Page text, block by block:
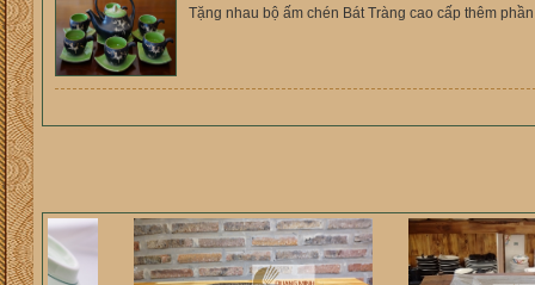
Tặng nhau bộ ấm chén Bát Tràng cao cấp thêm